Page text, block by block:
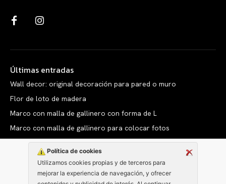
Política de cookies
Utilizamos cookies propias y de terceros para
mejorar la experiencia de navegación, y ofrecer
Últimas entradas
Wall decor: original decoración para pared o muro
Flor de loto de madera
Marco con malla de gallinero con forma de L
Marco con malla de gallinero para colocar fotos